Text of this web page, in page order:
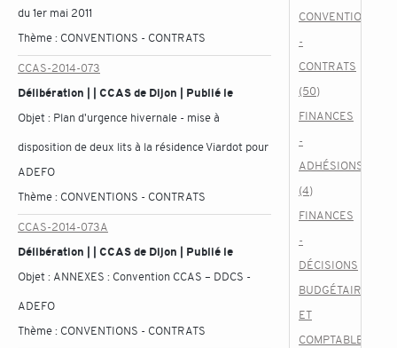
du 1er mai 2011
Thème : CONVENTIONS - CONTRATS
CCAS-2014-073
Délibération | | CCAS de Dijon | Publié le
Objet : Plan d'urgence hivernale - mise à
disposition de deux lits à la résidence Viardot pour
ADEFO
Thème : CONVENTIONS - CONTRATS
CCAS-2014-073A
Délibération | | CCAS de Dijon | Publié le
Objet : ANNEXES : Convention CCAS – DDCS -
ADEFO
Thème : CONVENTIONS - CONTRATS
CONVENTIONS
-
CONTRATS
(50)
FINANCES
-
ADHÉSIONS
(4)
FINANCES
-
DÉCISIONS
BUDGÉTAIRES
ET
COMPTABLES